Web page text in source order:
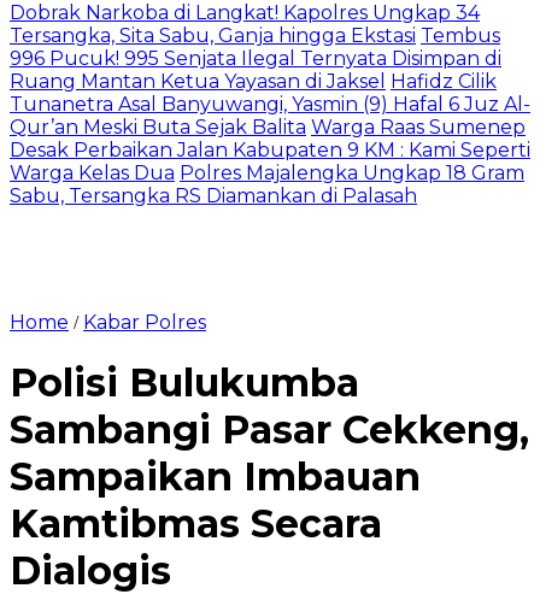
Dobrak Narkoba di Langkat! Kapolres Ungkap 34
Tersangka, Sita Sabu, Ganja hingga Ekstasi Tembus
996 Pucuk! 995 Senjata Ilegal Ternyata Disimpan di
Ruang Mantan Ketua Yayasan di Jaksel Hafidz Cilik
Tunanetra Asal Banyuwangi, Yasmin (9) Hafal 6 Juz Al-
Qur’an Meski Buta Sejak Balita Warga Raas Sumenep
Desak Perbaikan Jalan Kabupaten 9 KM : Kami Seperti
Warga Kelas Dua Polres Majalengka Ungkap 18 Gram
Sabu, Tersangka RS Diamankan di Palasah
Home / Kabar Polres
Polisi Bulukumba
Sambangi Pasar Cekkeng,
Sampaikan Imbauan
Kamtibmas Secara
Dialogis